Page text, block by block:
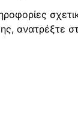
ανατρέξτε